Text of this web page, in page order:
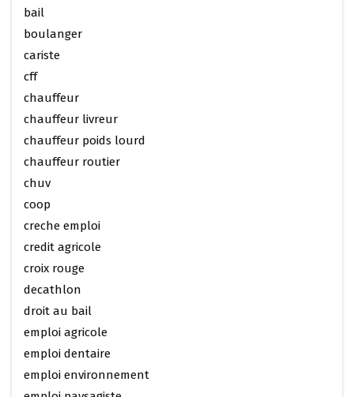
bail
boulanger
cariste
cff
chauffeur
chauffeur livreur
chauffeur poids lourd
chauffeur routier
chuv
coop
creche emploi
credit agricole
croix rouge
decathlon
droit au bail
emploi agricole
emploi dentaire
emploi environnement